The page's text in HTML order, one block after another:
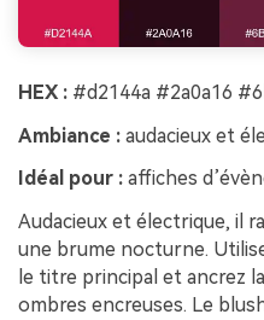
HEX : #d2144a #2a0a16
Ambiance : audacieux et
Idéal pour : affiches
Audacieux et électrique, il
une brume nocturne.
le titre principal et ancrez
ombres encreuses. Le